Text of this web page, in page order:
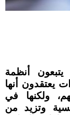
أنظمة
يعتقدون أنها
ولكنها في
وتزيد من